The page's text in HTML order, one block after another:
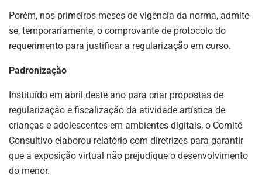
Porém, nos primeiros meses de vigência da norma, admite-
se, temporariamente, o comprovante de protocolo do
requerimento para justificar a regularização em curso.
Padronização
Instituído em abril deste ano para criar propostas de
regularização e fiscalização da atividade artística de
crianças e adolescentes em ambientes digitais, o Comitê
Consultivo elaborou relatório com diretrizes para garantir
que a exposição virtual não prejudique o desenvolvimento
do menor.